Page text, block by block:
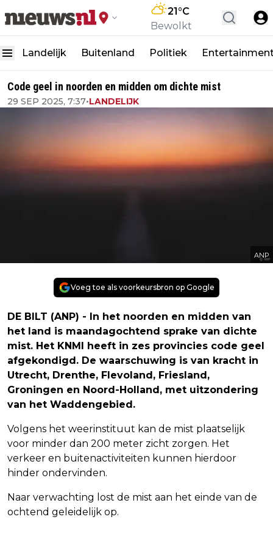
21°C
Bewolkt
Landelijk Buitenland Politiek
Code geel in noorden en midden om dichte mist
29 SEP 2025, 7:37•LANDELIJK
ANP
Voeg toe als voorkeursbron op Google
DE BILT (ANP) - In het noorden en midden van
het land is maandagochtend sprake van dichte
mist. Het KNMI heeft in zes provincies code geel
afgekondigd. De waarschuwing is van kracht in
Utrecht, Drenthe, Flevoland, Friesland,
Groningen en Noord-Holland, met uitzondering
van het Waddengebied.
Volgens het weerinstituut kan de mist plaatselijk
voor minder dan 200 meter zicht zorgen. Het
verkeer en buitenactiviteiten kunnen hierdoor
hinder ondervinden.
Naar verwachting lost de mist aan het einde van de
ochtend geleidelijk op.